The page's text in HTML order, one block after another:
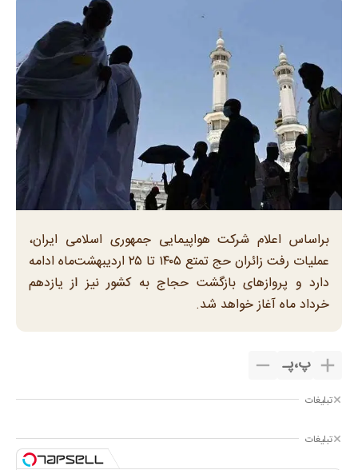
براساس اعلام شرکت هواپیمایی جمهوری اسلامی ایران،
عملیات رفت زائران حج تمتع ۱۴۰۵ تا ۲۵ اردیبهشت‌ماه ادامه
دارد و پروازهای بازگشت حجاج به کشور نیز از یازدهم
خرداد ماه آغاز خواهد شد.
پ،پـ
تبلیغات
تبلیغات